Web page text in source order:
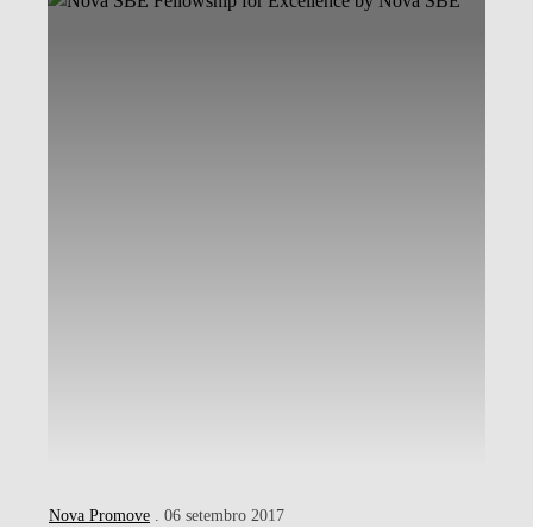
Nova Promove . 06 setembro 2017